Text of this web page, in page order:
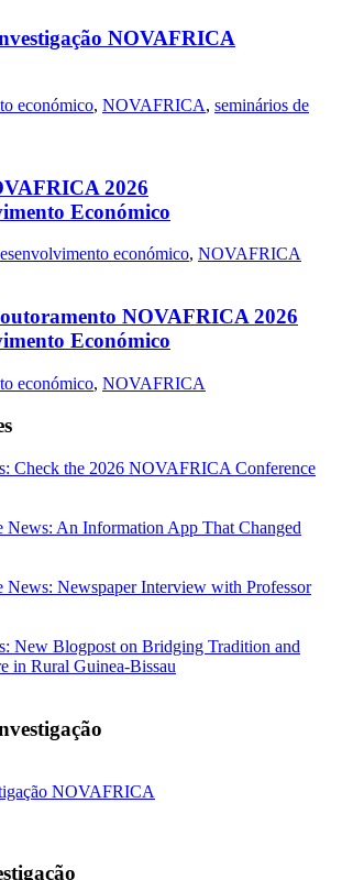
NOVAFRICA
económico, NOVAFRICA, seminários de
2026
Económico
económico, NOVAFRICA
NOVAFRICA 2026
Económico
económico, NOVAFRICA
Check the 2026 NOVAFRICA Conference
An Information App That Changed
Newspaper Interview with Professor
New Blogpost on Bridging Tradition and
in Rural Guinea-Bissau
NOVAFRICA